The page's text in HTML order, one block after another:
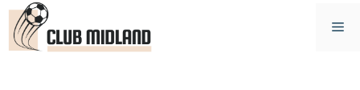
Saltar
contenido